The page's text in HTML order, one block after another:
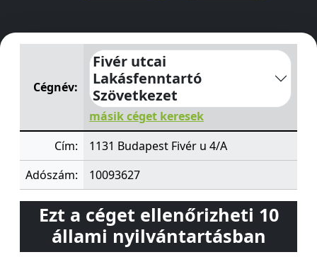
Fivér utcai Lakásfenntartó SzövetkezetFivér u 4/A
Cégnév:
Fivér utcai
Lakásfenntartó
Szövetkezet
másik céget keresek
Cím:
1131 Budapest Fivér u 4/A
Adószám:
10093627
Ezt a céget ellenőrizheti 10
állami nyilvántartásban